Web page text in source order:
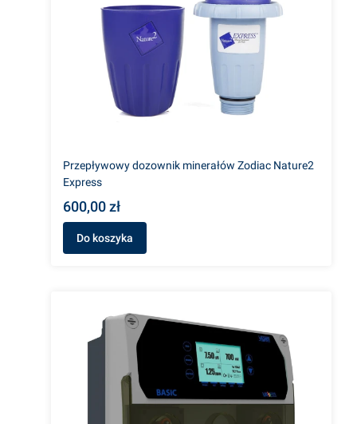
Przepływowy dozownik minerałów Zodiac Nature2
Express
600,00 zł
Do koszyka